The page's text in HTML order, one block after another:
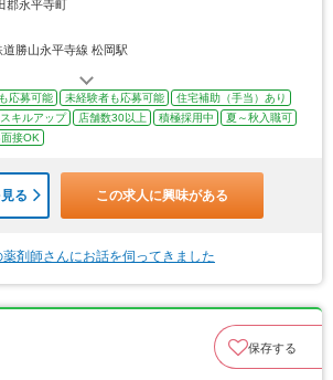
郡永平寺町
道勝山永平寺線 松岡駅
応募可能 未経験者も応募可能
住宅補助（手当）あり
スキルアップ 店舗数30以上 積極採用中
夏～秋入職可
接OK
る この求人に興味がある
薬剤師さんにお話を伺ってきました
保存する